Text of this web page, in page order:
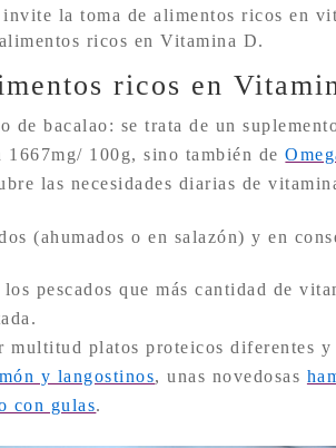
la toma de alimentos ricos en
ricos en Vitamina D.
ricos en
de bacalao: se trata de un
1667mg/ 100g, sino también de
las necesidades diarias de
(ahumados o en salazón) y en
pescados que más cantidad de
multitud platos proteicos diferentes
y langostinos, unas novedosas
con gulas.